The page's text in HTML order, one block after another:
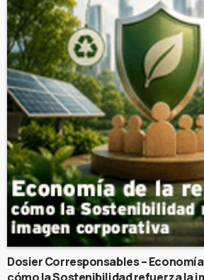
Dosier Corresponsables –